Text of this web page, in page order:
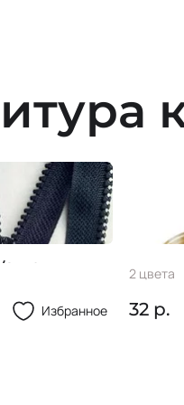
56см
Избранное
2 цвета
32 р.